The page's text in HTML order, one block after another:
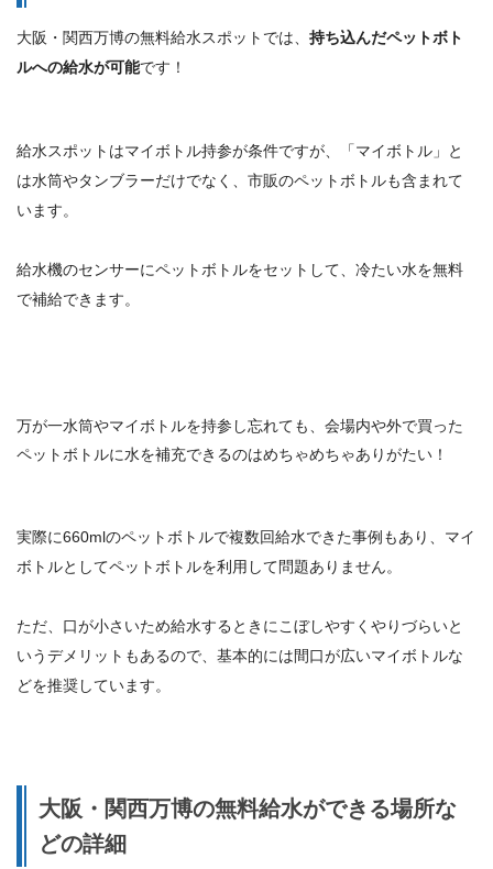
大阪・関西万博の無料給水スポットでは、 持ち込んだペットボト
ルへの給水が可能です！
給水スポットはマイボトル持参が条件ですが、「マイボトル」と
は水筒やタンブラーだけでなく、市販のペットボトルも含まれて
います。
給水機のセンサーにペットボトルをセットして、冷たい水を無料
で補給できます。
万が一水筒やマイボトルを持参し忘れても、会場内や外で買った
ペットボトルに水を補充できるのはめちゃめちゃありがたい！
実際に660mlのペットボトルで複数回給水できた事例もあり、マイ
ボトルとしてペットボトルを利用して問題ありません。
ただ、口が小さいため給水するときにこぼしやすくやりづらいと
いうデメリットもあるので、 基本的には間口が広いマイボトルな
どを推奨しています。
大阪・関西万博の無料給水ができる場所な
どの詳細